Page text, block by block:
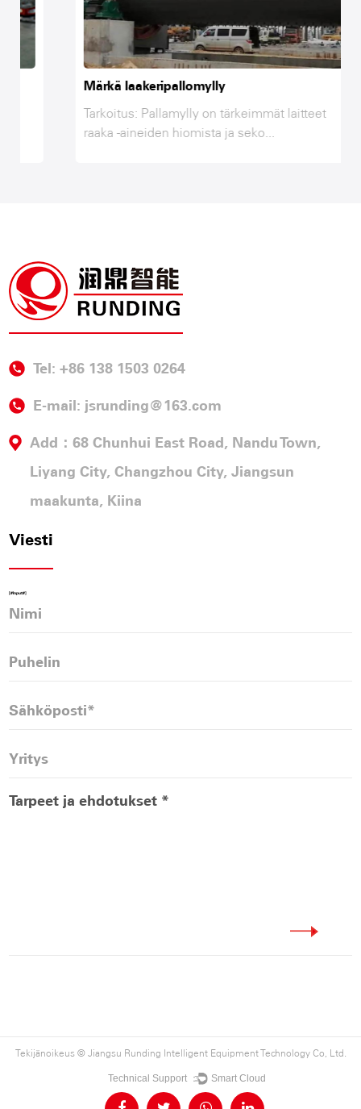
Märkä laakeripallomylly
Tarkoitus: Pallamylly on tärkeimmät laitteet
raaka -aineiden hiomista ja seko...
Tel: +86 138 1503 0264
E-mail: jsrunding@163.com
Add：68 Chunhui East Road, Nandu Town,
Liyang City, Changzhou City, Jiangsun
maakunta, Kiina
Viesti
[#Input#]
Tekijänoikeus © Jiangsu Runding Intelligent Equipment Technology Co, Ltd.
Technical Support ： Smart Cloud